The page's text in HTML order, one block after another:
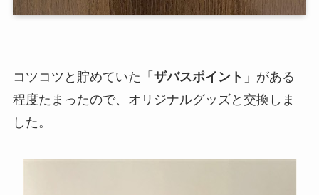
コツコツと貯めていた「 ザバスポイント 」がある
程度たまったので、オリジナルグッズと交換しま
した。